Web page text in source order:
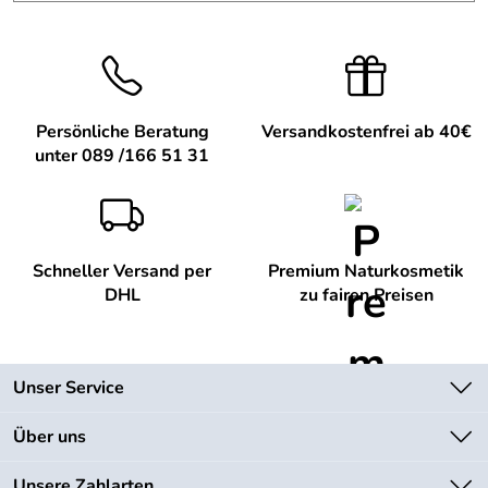
Persönliche Beratung
unter 089 /166 51 31
Versandkostenfrei ab 40€
Schneller Versand per
DHL
Premium Naturkosmetik
zu fairen Preisen
Unser Service
Kontakt
Über uns
Unsere Bestseller